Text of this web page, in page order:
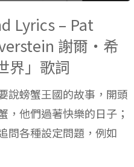
Lyrics – Pat
謝爾‧希
界」歌詞
說螃蟹王國的故事，開頭
，他們過著快樂的日子；
問各種設定問題，例如